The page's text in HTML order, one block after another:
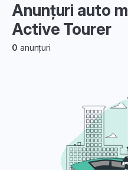
Anunțuri auto
Active Tourer
0 anunțuri